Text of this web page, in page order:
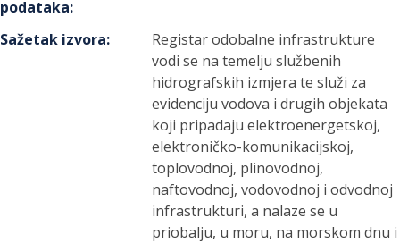
podataka:
Sažetak izvora:
Registar odobalne infrastrukture
vodi se na temelju službenih
hidrografskih izmjera te služi za
evidenciju vodova i drugih objekata
koji pripadaju elektroenergetskoj,
elektroničko-komunikacijskoj,
toplovodnoj, plinovodnoj,
naftovodnoj, vodovodnoj i odvodnoj
infrastrukturi, a nalaze se u
priobalju, u moru, na morskom dnu i